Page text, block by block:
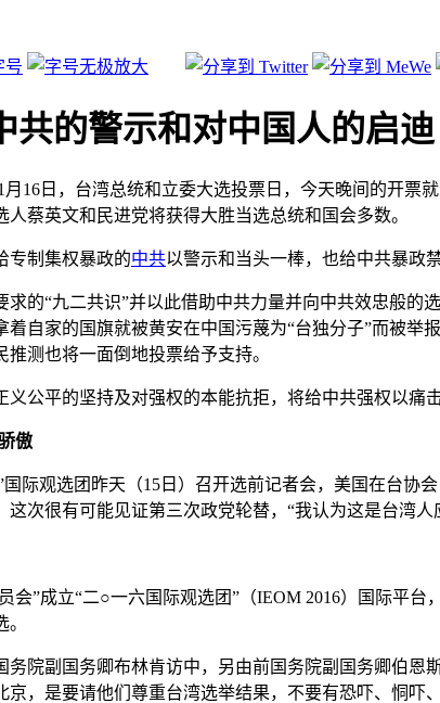
共的警示和对中国人的启迪
月16日，台湾总统和立委大选投票日，今天晚间的开
蔡英文和民进党将获得大胜当选总统和国会多数。
专制集权暴政的中共以警示和当头一棒，也给中共暴政
求的“九二共识”并以此借助中共力量并向中共效忠般
着自家的国旗就被黄安在中国污蔑为“台独分子”而被
测也将一面倒地投票给予支持。
公平的坚持及对强权的本能抗拒，将给中共强权以痛
傲
国际观选团昨天（15日）召开选前记者会，美国在台
次很有可能见证第三次政党轮替，“我认为这是台湾
会”成立“二○一六国际观选团”（IEOM 2016）国际平
务院副国务卿布林肯访中，另由前国务院副国务卿伯
，是要请他们尊重台湾选举结果，不要有恐吓、恫吓